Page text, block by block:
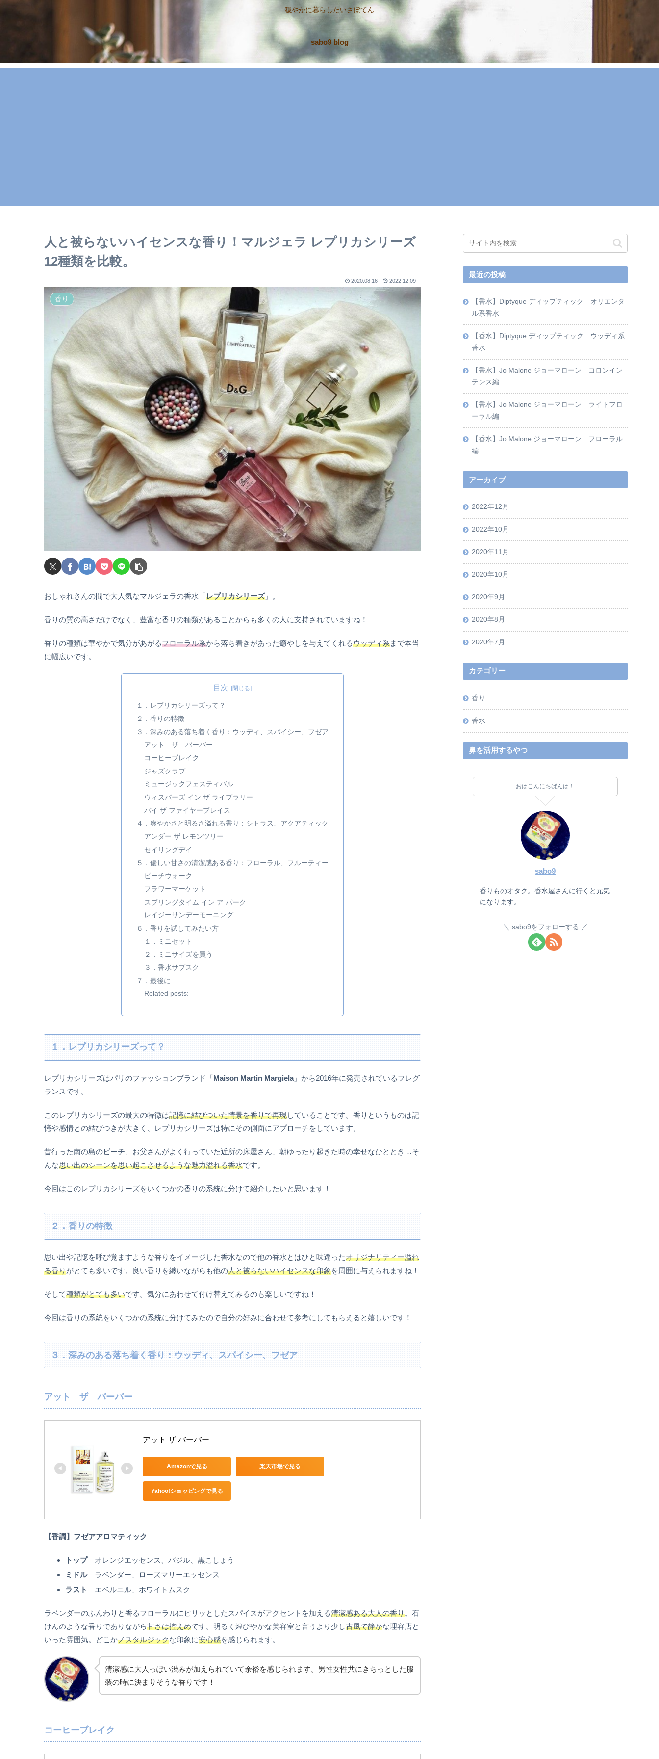
穏やかに暮らしたいさぼてん
sabo9 blog
人と被らないハイセンスな香り！マルジェラ レプリカシリーズ
12種類を比較。
2020.08.16 2022.12.09
香り
おしゃれさんの間で大人気なマルジェラの香水「レプリカシリーズ」。
香りの質の高さだけでなく、豊富な香りの種類があることからも多くの人に支持されていますね！
香りの種類は華やかで気分があがるフローラル系から落ち着きがあった癒やしを与えてくれるウッディ系まで本当
に幅広いです。
目次
１．レプリカシリーズって？
２．香りの特徴
３．深みのある落ち着く香り：ウッディ、スパイシー、フゼア
アット ザ バーバー
コーヒーブレイク
ジャズクラブ
ミュージックフェスティバル
ウィスパーズ イン ザ ライブラリー
バイ ザ ファイヤープレイス
４．爽やかさと明るさ溢れる香り：シトラス、アクアティック
アンダー ザ レモンツリー
セイリングデイ
５．優しい甘さの清潔感ある香り：フローラル、フルーティー
ビーチウォーク
フラワーマーケット
スプリングタイム イン ア パーク
レイジーサンデーモーニング
６．香りを試してみたい方
１．ミニセット
２．ミニサイズを買う
３．香水サブスク
７．最後に…
Related posts:
１．レプリカシリーズって？
レプリカシリーズはパリのファッションブランド「Maison Martin Margiela」から2016年に発売されているフレグ
ランスです。
このレプリカシリーズの最大の特徴は記憶に結びついた情景を香りで再現していることです。香りというものは記
憶や感情との結びつきが大きく、レプリカシリーズは特にその側面にアプローチをしています。
昔行った南の島のビーチ、お父さんがよく行っていた近所の床屋さん、朝ゆったり起きた時の幸せなひととき…そ
んな思い出のシーンを思い起こさせるような魅力溢れる香水です。
今回はこのレプリカシリーズをいくつかの香りの系統に分けて紹介したいと思います！
２．香りの特徴
思い出や記憶を呼び覚ますような香りをイメージした香水なので他の香水とはひと味違ったオリジナリティー溢れ
る香りがとても多いです。良い香りを纏いながらも他の人と被らないハイセンスな印象を周囲に与えられますね！
そして種類がとても多いです。気分にあわせて付け替えてみるのも楽しいですね！
今回は香りの系統をいくつかの系統に分けてみたので自分の好みに合わせて参考にしてもらえると嬉しいです！
３．深みのある落ち着く香り：ウッディ、スパイシー、フゼア
アット ザ バーバー
アット ザ バーバー
Amazonで見る 楽天市場で見る
Yahoo!ショッピングで見る
【香調】フゼアアロマティック
トップオレンジエッセンス、バジル、黒こしょう
ミドルラベンダー、ローズマリーエッセンス
ラスト
エベルニル、ホワイトムスク
ラベンダーのふんわりと香るフローラルにピリッとしたスパイスがアクセントを加える清潔感ある大人の香り。石
けんのような香りでありながら甘さは控えめです。明るく煌びやかな美容室と言うより少し古風で静かな理容店と
いった雰囲気。どこかノスタルジックな印象に安心感を感じられます。
清潔感に大人っぽい渋みが加えられていて余裕を感じられます。男性女性共にきちっとした服
装の時に決まりそうな香りです！
コーヒーブレイク
最近の投稿
【香水】Diptyque ディップティック オリエンタ
ル系香水
【香水】Diptyque ディップティック ウッディ系
香水
【香水】Jo Malone ジョーマローン コロンイン
テンス編
【香水】Jo Malone ジョーマローン ライトフロ
ーラル編
【香水】Jo Malone ジョーマローン フローラル
編
アーカイブ
2022年12月
2022年10月
2020年11月
2020年10月
2020年9月
2020年8月
2020年7月
カテゴリー
香り
香水
鼻を活用するやつ
おはこんにちばんは！
sabo9
香りものオタク。香水屋さんに行くと元気
になります。
sabo9をフォローする